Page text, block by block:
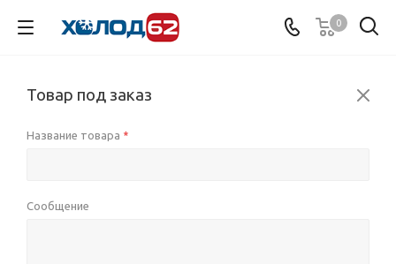
0
Товар под заказ
Название товара *
Сообщение